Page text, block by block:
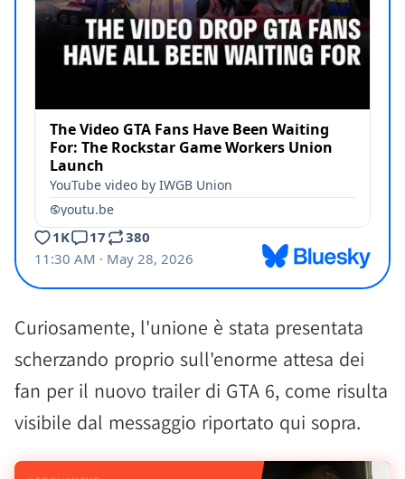
Curiosamente, l'unione è stata presentata
scherzando proprio sull'enorme attesa dei
fan per il nuovo trailer di GTA 6, come risulta
visibile dal messaggio riportato qui sopra.